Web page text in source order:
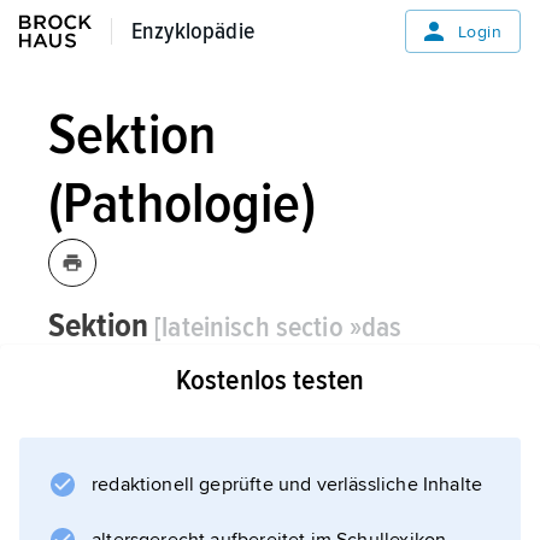
Enzyklopädie
Enzyklopädie Login
Sektion
(Pathologie)
Sektion [lateinisch sectio »das
Schneiden«, »Abschnitt«]
Pathologie:Autopsie, Obduktion,
Öffnung einer Leiche zur Krankheits- und
Kostenlos testen
redaktionell geprüfte und verlässliche Inhalte